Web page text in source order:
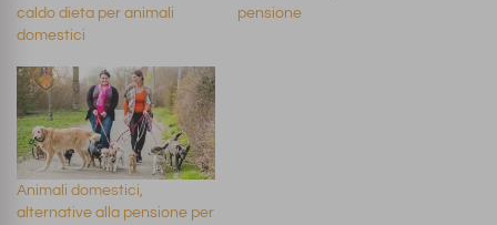
caldo dieta per animali
domestici
pensione
Animali domestici,
alternative alla pensione per